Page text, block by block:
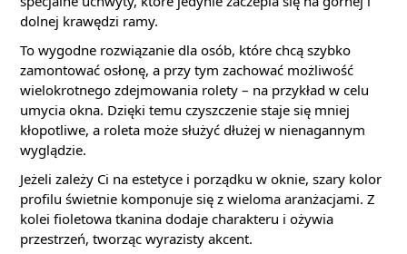
dolnej krawędzi ramy.
To wygodne rozwiązanie dla osób, które chcą szybko
zamontować osłonę, a przy tym zachować możliwość
wielokrotnego zdejmowania rolety – na przykład w celu
umycia okna. Dzięki temu czyszczenie staje się mniej
kłopotliwe, a roleta może służyć dłużej w nienagannym
wyglądzie.
Jeżeli zależy Ci na estetyce i porządku w oknie, szary kolor
profilu świetnie komponuje się z wieloma aranżacjami. Z
kolei fioletowa tkanina dodaje charakteru i ożywia
przestrzeń, tworząc wyrazisty akcent.